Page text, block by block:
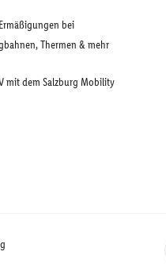
bei
Thermen & mehr
mit dem Salzburg Mobility